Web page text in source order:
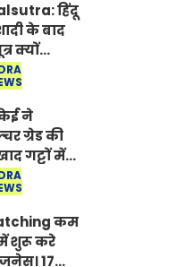
हिंदू
के बाद
क्यों
महिलाएं,
की ये
ने
ग्रेड की
गट्टों में
टेक्निकल
वालों पर
सिंह
कम
शुरू करे
17